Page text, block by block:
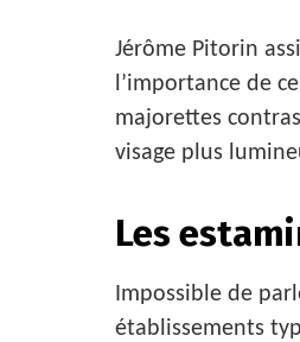
Jérôme Pitorin
l’importance de
majorettes
visage plus
Les
Impossible de
établissements